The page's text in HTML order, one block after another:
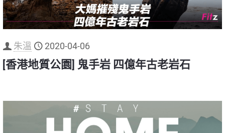
朱溫 2020-04-06
[香港地質公園] 鬼手岩 四億年古老岩石